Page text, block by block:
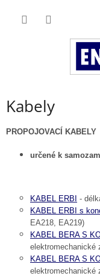
Kabely
PROPOJOVACÍ KABELY
určené k
KABEL ERBI -
KABEL ERBI s
EA218, EA219)
KABEL BERA S
elektromechanické
KABEL BERA S
elektromechanické